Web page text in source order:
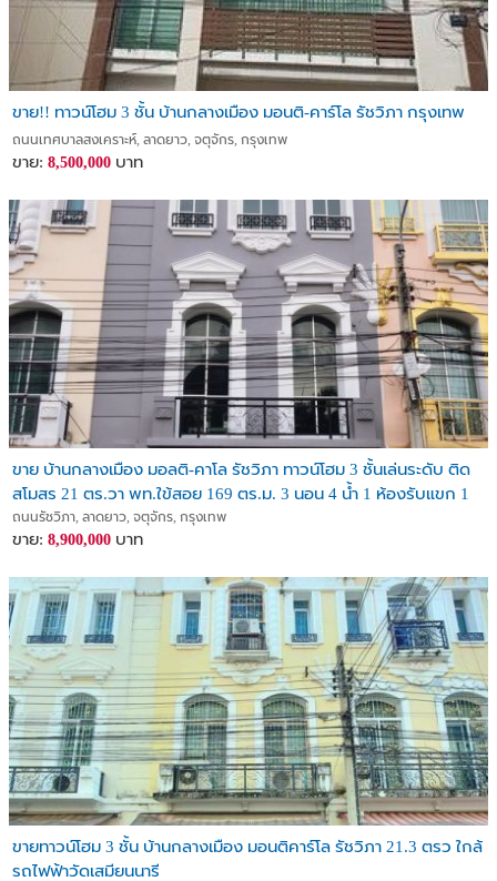
ขาย!! ทาวน์โฮม 3 ชั้น บ้านกลางเมือง มอนติ-คาร์โล รัชวิภา กรุงเทพ
ถนนเทศบาลสงเคราะห์, ลาดยาว, จตุจักร, กรุงเทพ
ขาย: 8,500,000 บาท
ขาย บ้านกลางเมือง มอลติ-คาโล รัชวิภา ทาวน์โฮม 3 ชั้นเล่นระดับ ติด
สโมสร 21 ตร.วา พท.ใข้สอย 169 ตร.ม. 3 นอน 4 น้ำ 1 ห้องรับแขก 1
ห้องอาหาร หน้ากว้าง 5.5
ถนนรัชวิภา, ลาดยาว, จตุจักร, กรุงเทพ
ขาย: 8,900,000 บาท
ขายทาวน์โฮม 3 ชั้น บ้านกลางเมือง มอนติคาร์โล รัชวิภา 21.3 ตรว ใกล้
รถไฟฟ้าวัดเสมียนนารี